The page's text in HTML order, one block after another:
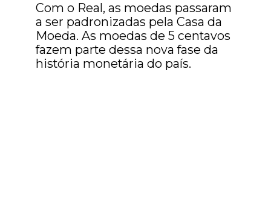
Com o Real, as moedas passaram
a ser padronizadas pela Casa da
Moeda. As moedas de 5 centavos
fazem parte dessa nova fase da
história monetária do país.